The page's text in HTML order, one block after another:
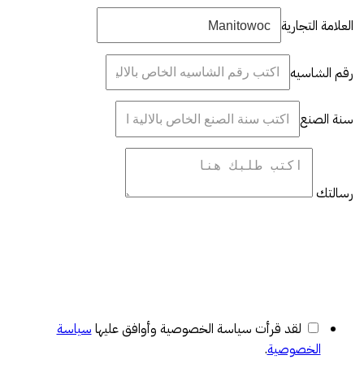
العلامة التجارية
رقم الشاسيه
سنة الصنع
رسالتك
لقد قرأت سياسة الخصوصية وأوافق عليها سياسة
الخصوصية.